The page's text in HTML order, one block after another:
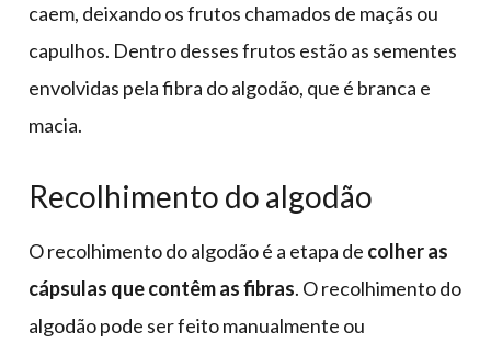
caem, deixando os frutos chamados de maçãs ou
capulhos. Dentro desses frutos estão as sementes
envolvidas pela fibra do algodão, que é branca e
macia.
Recolhimento do algodão
O recolhimento do algodão é a etapa de colher as
cápsulas que contêm as fibras. O recolhimento do
algodão pode ser feito manualmente ou